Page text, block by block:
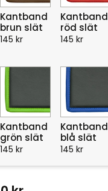
Kantband
brun slät
145 kr
Kantband
röd slät
145 kr
Kantband
grön slät
145 kr
Kantband
blå slät
145 kr